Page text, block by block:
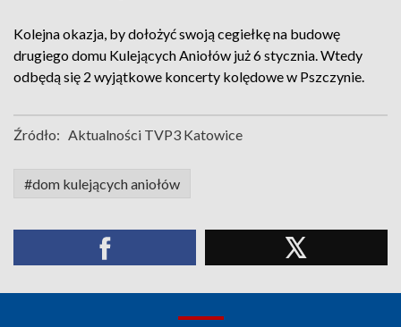
Kolejna okazja, by dołożyć swoją cegiełkę na budowę
drugiego domu Kulejących Aniołów już 6 stycznia. Wtedy
odbędą się 2 wyjątkowe koncerty kolędowe w Pszczynie.
Źródło: Aktualności TVP3 Katowice
#dom kulejących aniołów